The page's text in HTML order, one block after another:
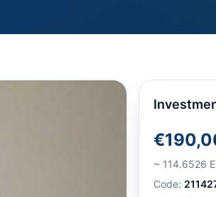
~ 114.6526
Code: